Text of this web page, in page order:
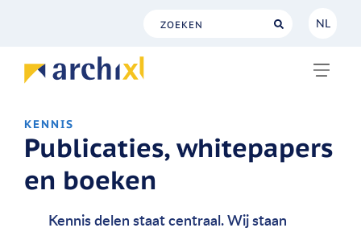
NL
KENNIS
Publicaties, whitepapers
en boeken
Kennis delen staat centraal. Wij staan